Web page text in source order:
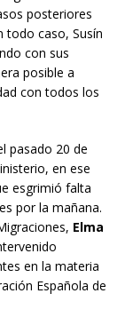
posteriores
todo caso, Susín
con sus
posible a
con todos los
pasado 20 de
en ese
esgrimió falta
por la mañana.
Elma
en la materia
Española de